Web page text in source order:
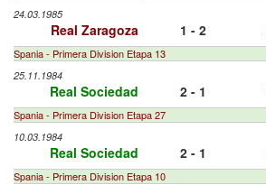
24.03.1985
Real Zaragoza 1 - 2
Spania - Primera Division Etapa 13
25.11.1984
Real Sociedad 2 - 1
Spania - Primera Division Etapa 27
10.03.1984
Real Sociedad 2 - 1
Spania - Primera Division Etapa 10